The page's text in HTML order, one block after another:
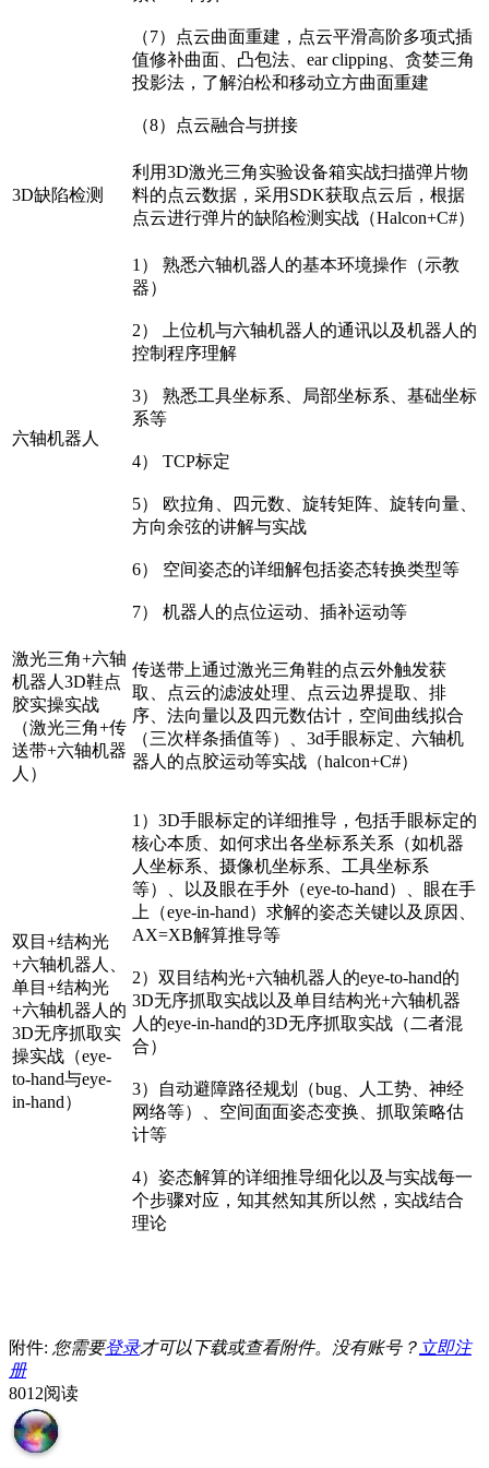
（7）点云曲面重建，点云平滑高阶多项式插
值修补曲面、凸包法、ear clipping、贪婪三角
投影法，了解泊松和移动立方曲面重建
（8）点云融合与拼接
3D缺陷检测
利用3D激光三角实验设备箱实战扫描弹片物
料的点云数据，采用SDK获取点云后，根据
点云进行弹片的缺陷检测实战（Halcon+C#）
六轴机器人
1） 熟悉六轴机器人的基本环境操作（示教
器）
2） 上位机与六轴机器人的通讯以及机器人的
控制程序理解
3） 熟悉工具坐标系、局部坐标系、基础坐标
系等
4） TCP标定
5） 欧拉角、四元数、旋转矩阵、旋转向量、
方向余弦的讲解与实战
6） 空间姿态的详细解包括姿态转换类型等
7） 机器人的点位运动、插补运动等
激光三角+六轴
机器人3D鞋点
胶实操实战
（激光三角+传
送带+六轴机器
人）
传送带上通过激光三角鞋的点云外触发获
取、点云的滤波处理、点云边界提取、排
序、法向量以及四元数估计，空间曲线拟合
（三次样条插值等）、3d手眼标定、六轴机
器人的点胶运动等实战（halcon+C#）
双目+结构光
+六轴机器人、
单目+结构光
+六轴机器人的
3D无序抓取实
操实战（eye-
to-hand与eye-
in-hand）
1）3D手眼标定的详细推导，包括手眼标定的
核心本质、如何求出各坐标系关系（如机器
人坐标系、摄像机坐标系、工具坐标系
等）、以及眼在手外（eye-to-hand）、眼在手
上（eye-in-hand）求解的姿态关键以及原因、
AX=XB解算推导等
2）双目结构光+六轴机器人的eye-to-hand的
3D无序抓取实战以及单目结构光+六轴机器
人的eye-in-hand的3D无序抓取实战（二者混
合）
3）自动避障路径规划（bug、人工势、神经
网络等）、空间面面姿态变换、抓取策略估
计等
4）姿态解算的详细推导细化以及与实战每一
个步骤对应，知其然知其所以然，实战结合
理论
附件: 您需要登录才可以下载或查看附件。没有账号？ 立即注
册
8012阅读